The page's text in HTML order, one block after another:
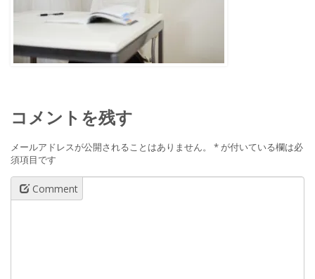
コメントを残す
メールアドレスが公開されることはありません。 * が付いている欄は必
須項目です
Comment